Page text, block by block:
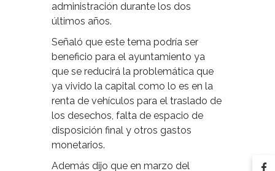
administración durante los dos
últimos años.
Señaló que este tema podría ser
beneficio para el ayuntamiento ya
que se reducirá la problemática que
ya vivido la capital como lo es en la
renta de vehículos para el traslado de
los desechos, falta de espacio de
disposición final y otros gastos
monetarios.
Además dijo que en marzo del